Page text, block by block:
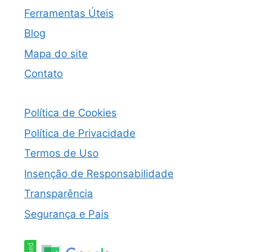
Ferramentas Úteis
Blog
Mapa do site
Contato
Política de Cookies
Política de Privacidade
Termos de Uso
Insenção de Responsabilidade
Transparência
Segurança e Pais